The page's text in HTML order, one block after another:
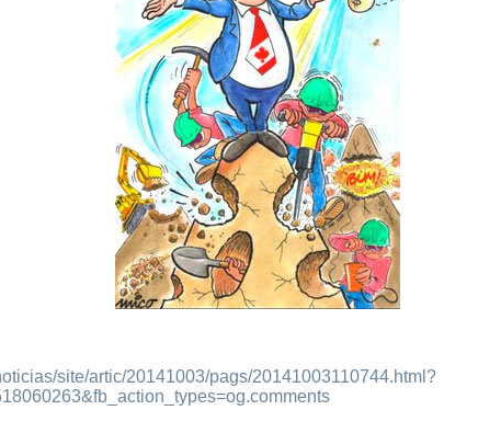
site/artic/20141003/pags/20141003110744.html?